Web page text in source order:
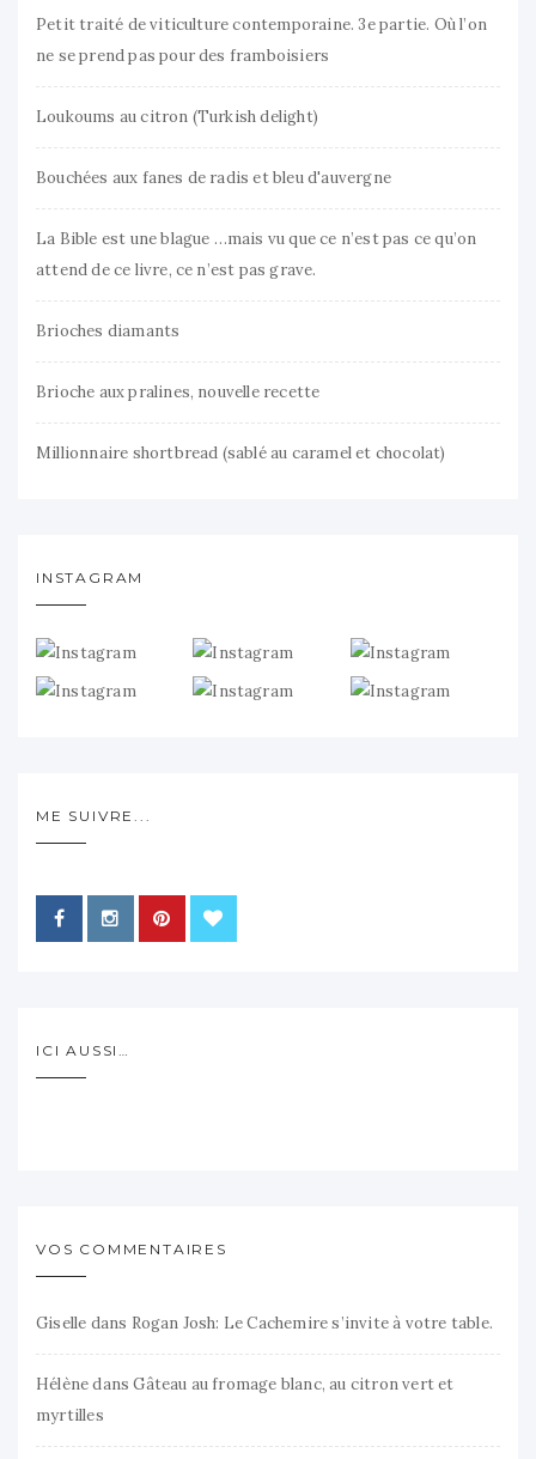
Petit traité de viticulture contemporaine. 3e partie. Où l’on
ne se prend pas pour des framboisiers
Loukoums au citron (Turkish delight)
Bouchées aux fanes de radis et bleu d'auvergne
La Bible est une blague …mais vu que ce n’est pas ce qu’on
attend de ce livre, ce n’est pas grave.
Brioches diamants
Brioche aux pralines, nouvelle recette
Millionnaire shortbread (sablé au caramel et chocolat)
INSTAGRAM
ME SUIVRE...
ICI AUSSI…
VOS COMMENTAIRES
Giselle dans Rogan Josh: Le Cachemire s’invite à votre table.
HélènedansGâteau au fromage blanc, au citron vert et
myrtilles